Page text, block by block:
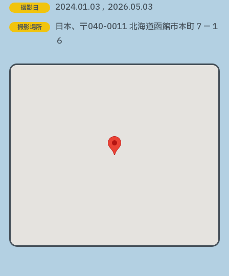
撮影日 2024.01.03 , 2026.05.03
撮影場所
日本、〒040-0011 北海道函館市本町７−１
６